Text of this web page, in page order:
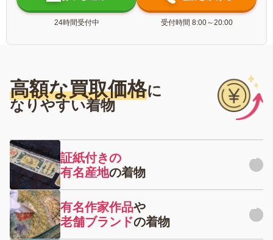
24時間受付中 受付時間 8:00～20:00
高額な買取価格に
なりやすい着物
証紙付きの
有名産地の着物
大島紬、結城紬、牛首紬、琉球紅型など有名産地の着物は買
取価格も高額になることが非常に多いです。
しかし、これらの着物にはかならず品質、産地を証明する証
有名作家作品や
老舗ブランドの着物